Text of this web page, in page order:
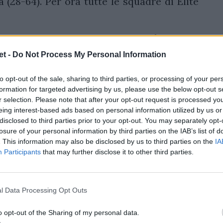
- Do Not Process My Personal Information
opt-out of the sale, sharing to third parties, or processing of your
for targeted advertising by us, please use the below opt-out
selection. Please note that after your opt-out request is processed
interest-based ads based on personal information utilized by us
to third parties prior to your opt-out. You may separately
of your personal information by third parties on the IAB’s list of
This information may also be disclosed by us to third parties on the
Participants that may further disclose it to other third parties.
Data Processing Opt Outs
opt-out of the Sharing of my personal data.
a Verona e Padova
quella di Padova tra il Petrarca
passano a 33-38, e quella di Verona con i
di soli 10 punti di scarto (14-24). A
Guidi hanno retto fino sl 55', poi
per il 14-38 finale.